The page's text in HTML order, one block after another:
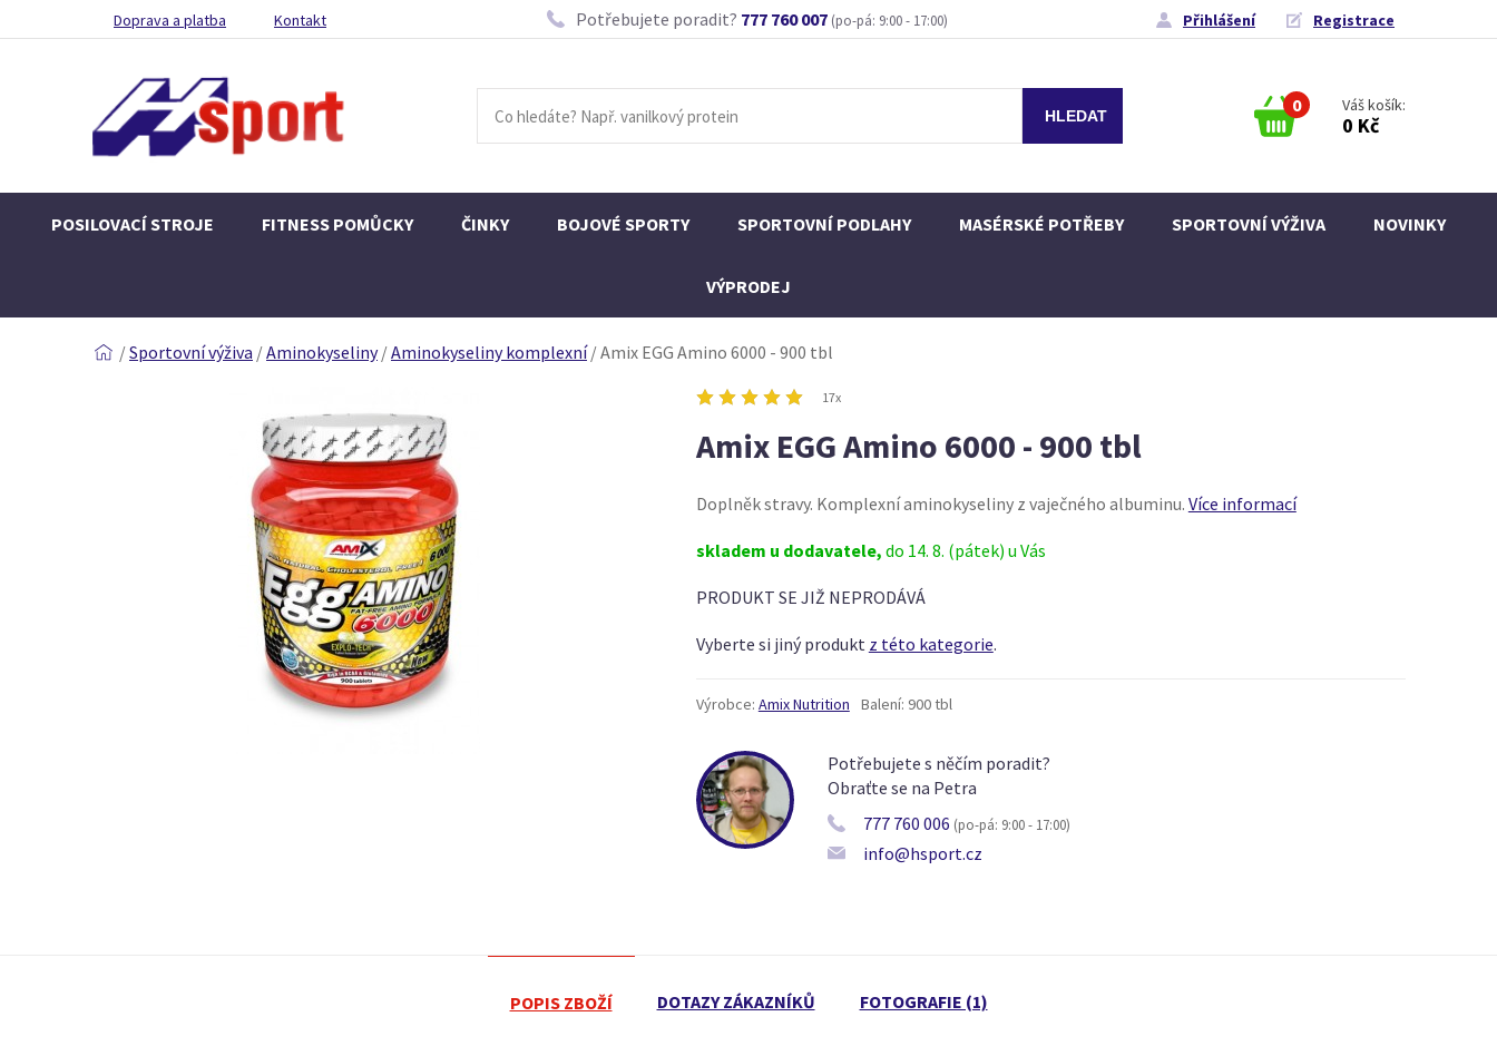
Doprava a platba Kontakt Potřebujete poradit? 777 760 007 (po-pá: 9:00 - 17:00) Přihlášení Registrace
0 Váš košík:
0 Kč
POSILOVACÍ STROJE FITNESS POMŮCKY ČINKY BOJOVÉ SPORTY SPORTOVNÍ PODLAHY MASÉRSKÉ POTŘEBY SPORTOVNÍ VÝŽIVA NOVINKY
VÝPRODEJ
/Sportovní výživa /Aminokyseliny /Aminokyseliny komplexní /Amix EGG Amino 6000 - 900 tbl
17x
Amix EGG Amino 6000 - 900 tbl
Doplněk stravy. Komplexní aminokyseliny z vaječného albuminu. Více informací
skladem u dodavatele, do 14. 8. (pátek) u Vás
PRODUKT SE JIŽ NEPRODÁVÁ
Vyberte si jiný produkt z této kategorie.
Výrobce: Amix Nutrition Balení: 900 tbl
Potřebujete s něčím poradit?
Obraťte se na Petra
777 760 006 (po-pá: 9:00 - 17:00)
info@hsport.cz
POPIS ZBOŽÍ DOTAZY ZÁKAZNÍKŮ FOTOGRAFIE (1)